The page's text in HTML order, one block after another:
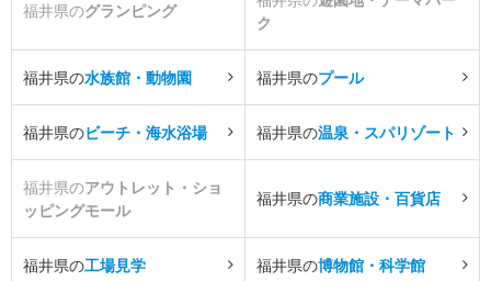
福井県のグランピング
ク
福井県の水族館・動物園 福井県のプール
福井県のビーチ・海水浴場 福井県の温泉・スパリゾート
福井県のアウトレット・ショ
ッピングモール
福井県の商業施設・百貨店
福井県の工場見学 福井県の博物館・科学館